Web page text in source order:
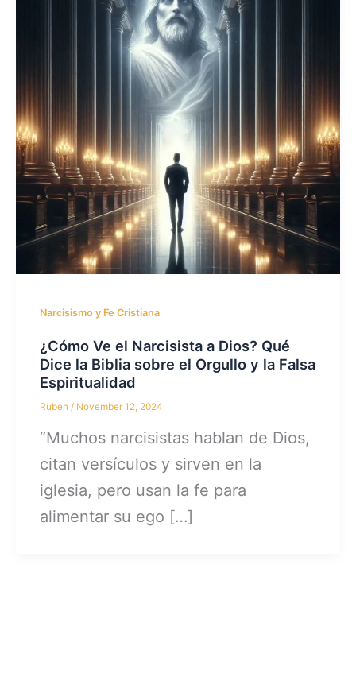
Narcisismo y Fe Cristiana
¿Cómo Ve el Narcisista a Dios? Qué
Dice la Biblia sobre el Orgullo y la Falsa
Espiritualidad
Ruben/ November 12, 2024
“Muchos narcisistas hablan de Dios,
citan versículos y sirven en la
iglesia, pero usan la fe para
alimentar su ego […]